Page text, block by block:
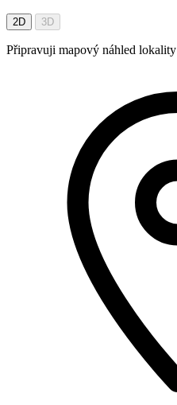
2D 3D
Připravuji mapový náhled lokality